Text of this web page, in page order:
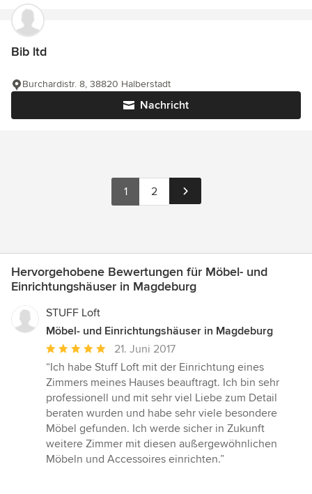
Bib ltd
Nachricht
Burchardistr. 8, 38820 Halberstadt
1 2
Hervorgehobene Bewertungen für Möbel- und
Einrichtungshäuser in Magdeburg
STUFF Loft
Möbel- und Einrichtungshäuser in Magdeburg
Durchschnittliche
Bewertung:
5
von
5
Sternen
21. Juni 2017
“Ich habe Stuff Loft mit der Einrichtung eines
Zimmers meines Hauses beauftragt. Ich bin sehr
professionell und mit sehr viel Liebe zum Detail
beraten wurden und habe sehr viele besondere
Möbel gefunden. Ich werde sicher in Zukunft
weitere Zimmer mit diesen außergewöhnlichen
Möbeln und Accessoires einrichten.”